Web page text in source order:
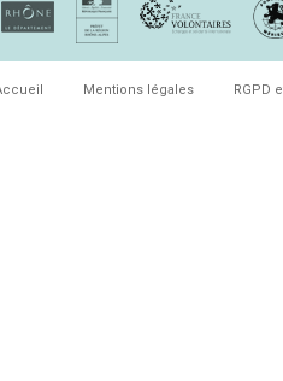
Mentions légales RGPD